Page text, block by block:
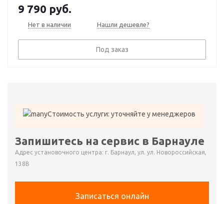
9 790 руб.
Нет в наличии Нашли дешевле?
Под заказ
Стоимость услуги: уточняйте у менеджеров
Запишитесь на сервис в Барнауле
Адрес установочного центра: г. Барнаул, ул. ул. Новороссийская,
138В
Записаться онлайн